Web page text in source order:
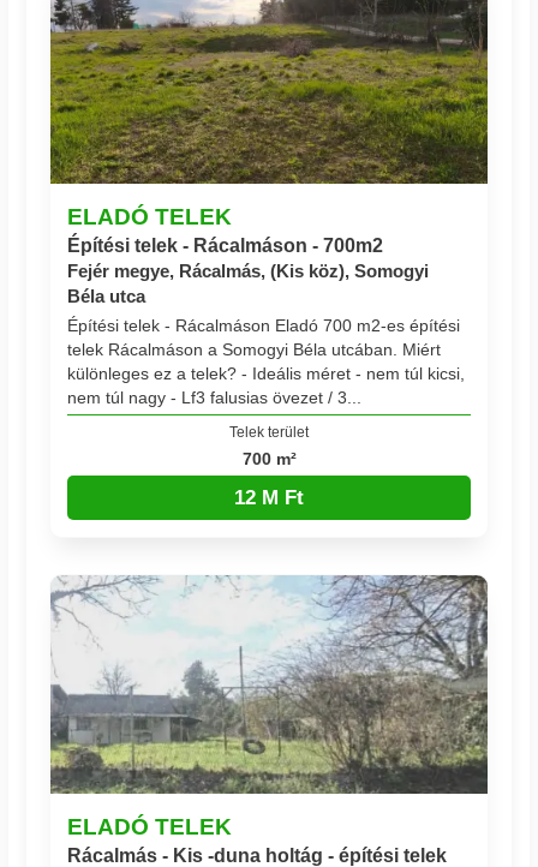
ELADÓ TELEK
Építési telek - Rácalmáson - 700m2
Fejér megye, Rácalmás, (Kis köz), Somogyi
Béla utca
Építési telek - Rácalmáson Eladó 700 m2-es építési
telek Rácalmáson a Somogyi Béla utcában. Miért
különleges ez a telek? - Ideális méret - nem túl kicsi,
nem túl nagy - Lf3 falusias övezet / 3...
Telek terület
700 m²
12 M Ft
ELADÓ TELEK
Rácalmás - Kis -duna holtág - építési telek